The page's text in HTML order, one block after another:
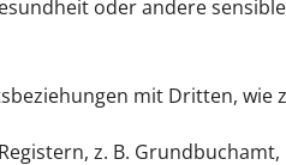
oder andere
mit Dritten,
z. B.